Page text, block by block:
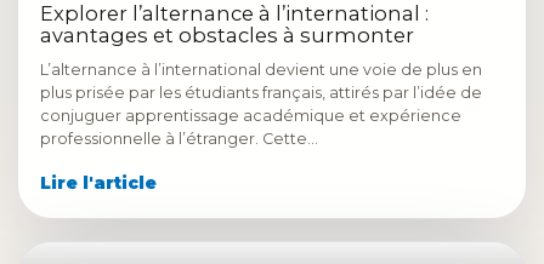
Explorer l’alternance à l’international :
avantages et obstacles à surmonter
L’alternance à l’international devient une voie de plus en
plus prisée par les étudiants français, attirés par l’idée de
conjuguer apprentissage académique et expérience
professionnelle à l’étranger. Cette…
Lire l'article